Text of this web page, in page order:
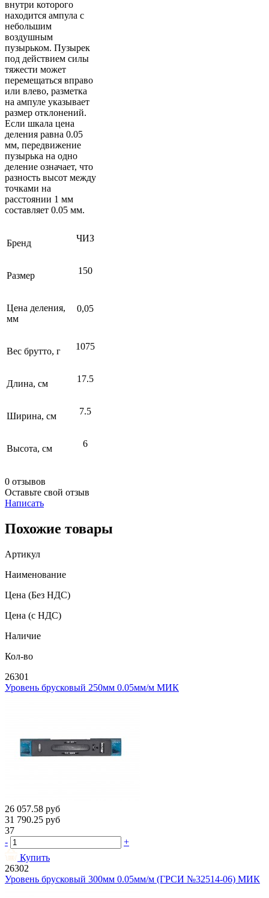
внутри которого
находится ампула с
небольшим
воздушным
пузырьком. Пузырек
под действием силы
тяжести может
перемещаться вправо
или влево, разметка
на ампуле указывает
размер отклонений.
Если шкала цена
деления равна 0.05
мм, передвижение
пузырька на одно
деление означает, что
разность высот между
точками на
расстоянии 1 мм
составляет 0.05 мм.
Бренд ЧИЗ
Размер 150
Цена деления,
мм
0,05
Вес брутто, г 1075
Длина, см 17.5
Ширина, см 7.5
Высота, см 6
0 отзывов
Оставьте свой отзыв
Написать
Похожие товары
Артикул
Наименование
Цена (Без НДС)
Цена (с НДС)
Наличие
Кол-во
26301
Уровень брусковый 250мм 0.05мм/м МИК
26 057.58 руб
31 790.25 руб
37
-
+
Купить
26302
Уровень брусковый 300мм 0.05мм/м (ГРСИ №32514-06) МИК